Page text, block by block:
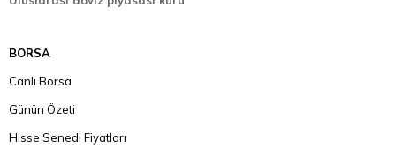
BORSA
Canlı Borsa
Günün Özeti
Hisse Senedi Fiyatları